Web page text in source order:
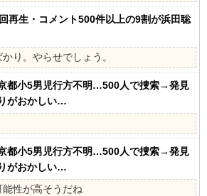
再生・コメント500件以上の9割が浜田聡
り。やらせでしょう。
京都小5男児行方不明…500人で捜索→発見
がおかしい…
京都小5男児行方不明…500人で捜索→発見
がおかしい…
性が高そうだね